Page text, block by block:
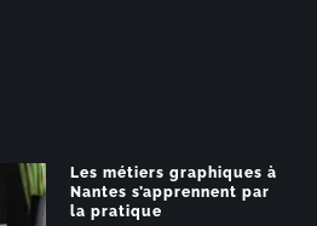
Les métiers graphiques à
Nantes s’apprennent par
la pratique